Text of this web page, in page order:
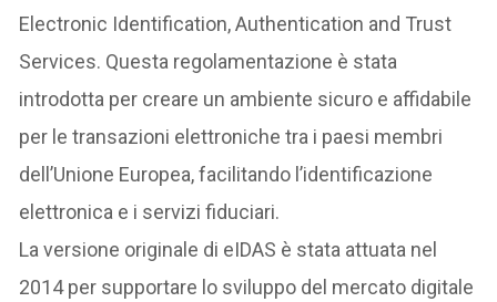
Electronic Identification, Authentication and Trust
Services. Questa regolamentazione è stata
introdotta per creare un ambiente sicuro e affidabile
per le transazioni elettroniche tra i paesi membri
dell’Unione Europea, facilitando l’identificazione
elettronica e i servizi fiduciari.
La versione originale di eIDAS è stata attuata nel
2014 per supportare lo sviluppo del mercato digitale